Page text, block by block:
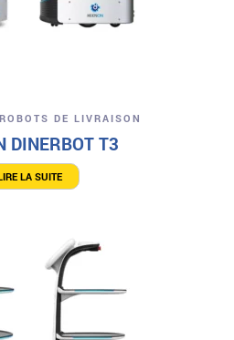
ROBOTS DE LIVRAISON
DINERBOT T3
LA SUITE